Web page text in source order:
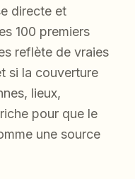
directe et
100 premiers
reflète de vraies
si la couverture
lieux,
pour que le
une source